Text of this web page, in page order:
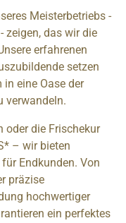
Meisterbetriebs -
- zeigen, das wir die
erfahrenen
setzen
eine Oase der
verwandeln.
oder die Frischekur
– wir bieten
Endkunden. Von
präzise
hochwertiger
ein perfektes